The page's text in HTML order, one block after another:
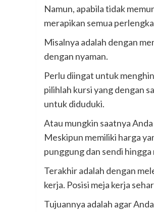
Namun, apabila tidak
merapikan semua
Misalnya adalah dengan
dengan nyaman.
Perlu diingat untuk
pilihlah kursi yang dengan
untuk diduduki.
Atau mungkin saatnya
Meskipun memiliki harga
punggung dan sendi
Terakhir adalah dengan
kerja. Posisi meja kerja
Tujuannya adalah agar